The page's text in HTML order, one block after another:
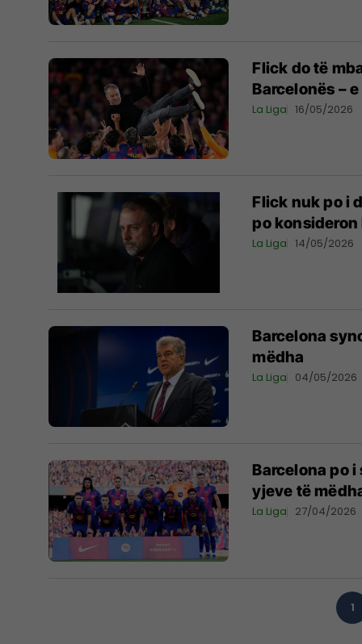
Flick do të
Barcelonës –
La Liga 16/05/2026
Flick nuk po i
po
La Liga 14/05/2026
Barcelona
mëdha
La Liga 04/05/2026
Barcelona po
yjeve të
La Liga 27/04/2026
1